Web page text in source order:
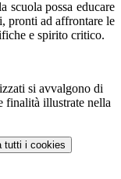
scuola possa educare
pronti ad affrontare le
e spirito critico.
si avvalgono di
finalità illustrate nella
tutti i cookies